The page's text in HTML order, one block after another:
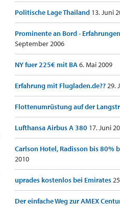
Politische Lage Thailand 13. Juni
Prominente an Bord -
September 2006
NY fuer 225€ mit BA6. Mai 2009
Erfahrung mit Flugladen.de??29.
Flottenumrüstung auf der
Lufthansa Airbus A 380 17. Juni
Carlson Hotel, Radisson bis 80%
2010
uprades kostenlos bei Emirates
Der einfache Weg zur AMEX